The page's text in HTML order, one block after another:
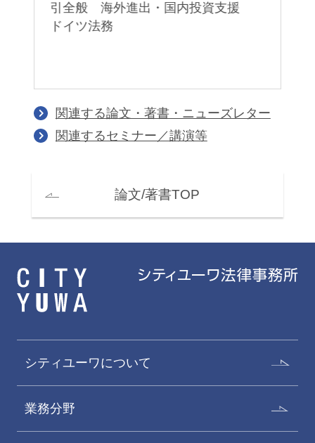
引全般 海外進出・国内投資支援
ドイツ法務
関連する論文・著書・ニューズレター
関連するセミナー／講演等
論文/著書TOP
シティユーワについて
業務分野